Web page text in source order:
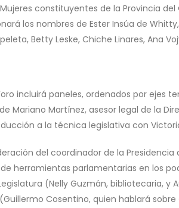
constituyentes de la Provincia
los nombres de Ester Insúa de
Betty Leske, Chiche Linares, Ana
incluirá paneles, ordenados por ejes
Mariano Martínez, asesor legal de la
a la técnica legislativa con
del coordinador de la Presidencia
herramientas parlamentarias en los
(Nelly Guzmán, bibliotecaria, y
Cosentino, quien hablará